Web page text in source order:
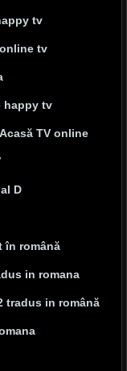
tv
tv
happy tv
TV online
D
în română
in romana
tradus in română